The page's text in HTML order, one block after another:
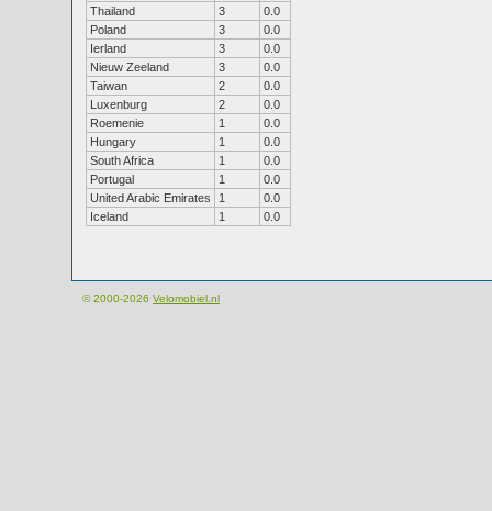
Thailand
3
0.0
Poland
3
0.0
Ierland
3
0.0
Nieuw Zeeland
3
0.0
Taiwan
2
0.0
Luxenburg
2
0.0
Roemenie
1
0.0
Hungary
1
0.0
South Africa
1
0.0
Portugal
1
0.0
United Arabic Emirates
1
0.0
Iceland
1 0.0
© 2000-2026 Velomobiel.nl